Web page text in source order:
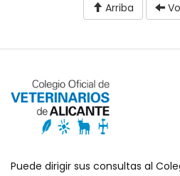
Arriba
Puede dirigir sus consultas al